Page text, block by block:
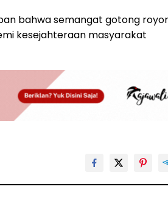
bahwa semangat gotong
kesejahteraan masyarakat